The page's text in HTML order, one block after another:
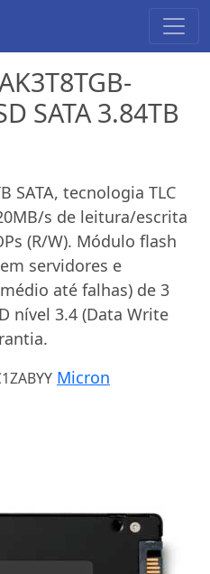
SATA 3.84TB
SATA, tecnologia TLC
s de leitura/escrita
(R/W). Módulo flash
servidores e
até falhas) de 3
nível 3.4 (Data Write
Micron